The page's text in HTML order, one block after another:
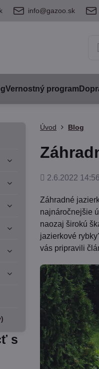
info@gazoo.sk
Vernostný program
Úvod Blog
Pridané
2.6.2022
Záhradné
najnáročnejšie
naozaj širokú
jazierkové
vás pripravili
s